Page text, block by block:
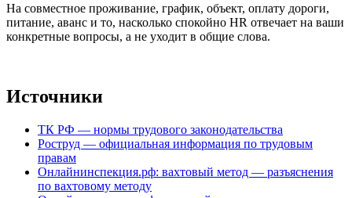
На совместное проживание, график, объект, оплату дороги,
питание, аванс и то, насколько спокойно HR отвечает на ваши
конкретные вопросы, а не уходит в общие слова.
Источники
ТК РФ — нормы трудового законодательства
Роструд — официальная информация по трудовым
правам
Онлайнинспекция.рф: вахтовый метод — разъяснения
по вахтовому методу